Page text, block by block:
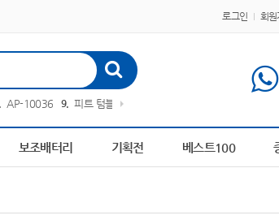
로그인 회원
AP-100364 9 피트 텀블러
보조배터리 기획전 베스트100